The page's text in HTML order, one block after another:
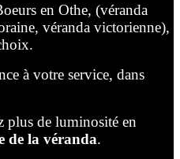
en Othe, (véranda
véranda victorienne),
à votre service, dans
plus de luminosité en
de la véranda.